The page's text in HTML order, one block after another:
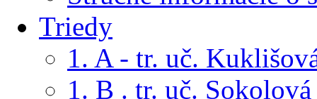
Triedy
1. A - tr. uč.
1. B . tr. uč. Sokolová